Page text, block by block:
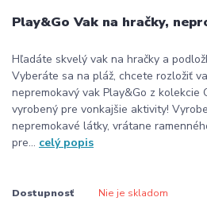
Play&Go Vak na hračky,
Hľadáte skvelý vak na hračky a
Vyberáte sa na pláž, chcete rozložiť
nepremokavý vak Play&Go z kolekcie
vyrobený pre vonkajšie aktivity!
nepremokavé látky, vrátane
pre... celý popis
Dostupnosť Nie je skladom